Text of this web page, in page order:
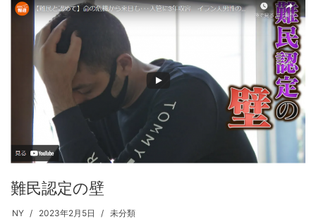
難民認定の壁
NY 2023年2月5日 未分類